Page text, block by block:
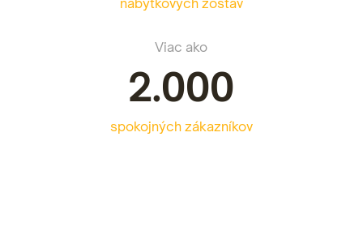
Viac ako
2.000
spokojných zákazníkov